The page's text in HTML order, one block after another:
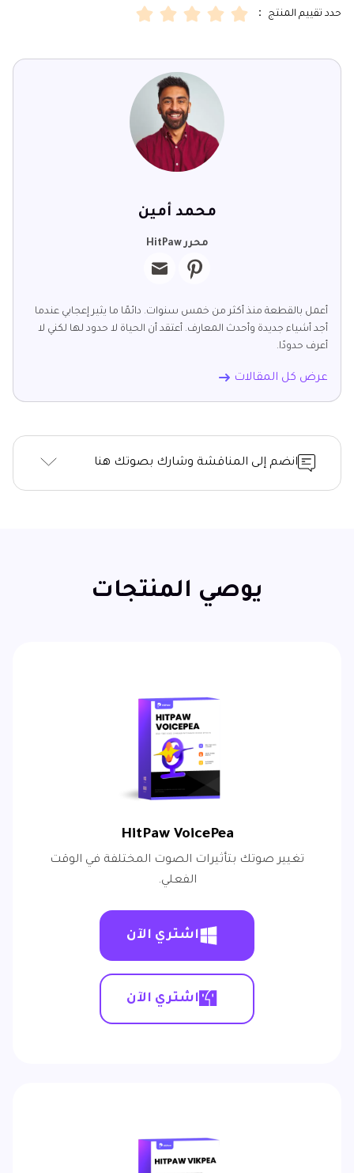
حدد تقييم المنتج ：
محمد أمين
محرر HitPaw
أعمل بالقطعة منذ أكثر من خمس سنوات. دائمًا ما يثير إعجابي عندما
أجد أشياء جديدة وأحدث المعارف. أعتقد أن الحياة لا حدود لها لكني لا
أعرف حدودًا.
عرض كل المقالات
انضم إلى المناقشة وشارك بصوتك هنا
يوصي المنتجات
HitPaw VoicePea
تغيير صوتك بتأثيرات الصوت المختلفة في الوقت
الفعلي.
اشتري الآن
اشتري الآن